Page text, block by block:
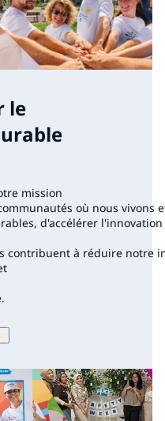
le
mission
où nous vivons
d'accélérer
contribuent à réduire notre